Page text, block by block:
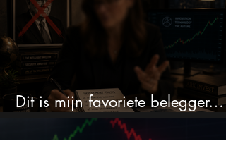
Dit is mijn favoriete belegger…
en het is niet Warren Buffett